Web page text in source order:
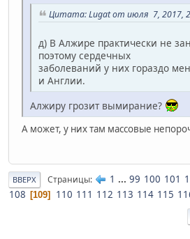
Цитата: Lugat от июля 7, 2017,
д) В Алжире практически не
поэтому сердечных
заболеваний у них гораздо
и Англии.
Алжиру грозит вымирание?
А может, у них там массовые
ВВЕРХ Страницы 1 ... 99 100 101
108
109 110 111 112 113 114 115